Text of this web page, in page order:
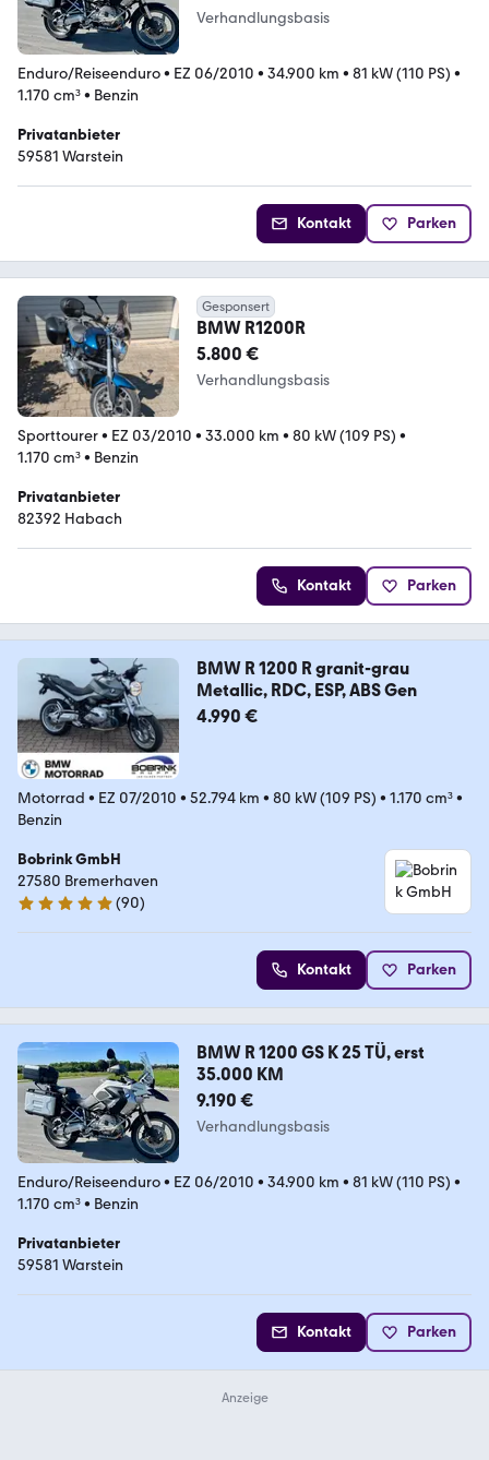
Verhandlungsbasis
Enduro/Reiseenduro• EZ 06/2010 • 34.900 km • 81 kW (110 PS) •
1.170 cm³• Benzin
Privatanbieter
59581 Warstein
Kontakt Parken
Gesponsert
BMW R1200R
5.800 €
Verhandlungsbasis
Sporttourer• EZ 03/2010 • 33.000 km • 80 kW (109 PS) •
1.170 cm³• Benzin
Privatanbieter
82392 Habach
Kontakt Parken
BMW R 1200 R granit-grau
Metallic, RDC, ESP, ABS Gen
4.990 €
Motorrad • EZ 07/2010 • 52.794 km • 80 kW (109 PS) • 1.170 cm³•
Benzin
Bobrink GmbH
27580 Bremerhaven
4.9 Sterne
(90)
Kontakt Parken
BMW R 1200 GS K 25 TÜ, erst
35.000 KM
9.190 €
Verhandlungsbasis
Enduro/Reiseenduro• EZ 06/2010 • 34.900 km • 81 kW (110 PS) •
1.170 cm³• Benzin
Privatanbieter
59581 Warstein
Kontakt Parken